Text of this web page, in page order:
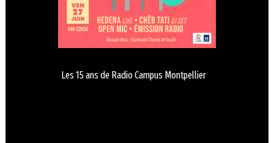
Les 15 ans de Radio Campus Montpellier